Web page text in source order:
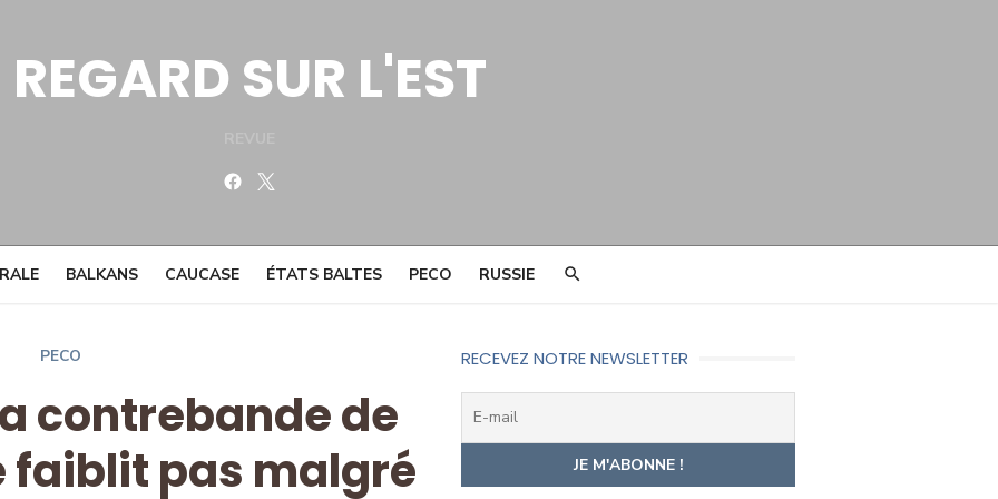
REGARD SUR L'EST
Facebook
BALKANS CAUCASE ÉTATS BALTES PECO RUSSIE
PECO
contrebande de
faiblit pas malgré
RECEVEZ NOTRE NEWSLETTER